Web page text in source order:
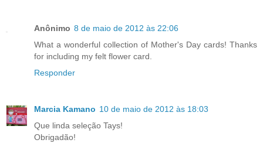
Anônimo 8 de maio de 2012 às 22:06
What a wonderful collection of Mother's Day cards! Thanks
for including my felt flower card.
Responder
Marcia Kamano 10 de maio de 2012 às 18:03
Que linda seleção Tays!
Obrigadão!